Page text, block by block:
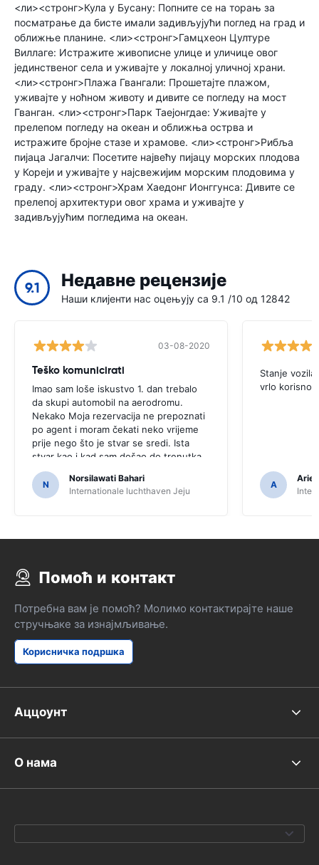
<ли><стронг>Кула у Бусану: Попните се на торањ за
посматрање да бисте имали задивљујући поглед на град и
оближње планине. <ли><стронг>Гамцхеон Цултуре
Виллаге: Истражите живописне улице и уличице овог
јединственог села и уживајте у локалној уличној храни.
<ли><стронг>Плажа Гвангали: Прошетајте плажом,
уживајте у ноћном животу и дивите се погледу на мост
Гванган. <ли><стронг>Парк Таејонгдае: Уживајте у
прелепом погледу на океан и оближња острва и
истражите бројне стазе и храмове. <ли><стронг>Рибља
пијаца Јагалчи: Посетите највећу пијацу морских плодова
у Кореји и уживајте у најсвежијим морским плодовима у
граду. <ли><стронг>Храм Хаедонг Ионггунса: Дивите се
прелепој архитектури овог храма и уживајте у
задивљујућим погледима на океан.
9.1 Недавне рецензије
Наши клијенти нас оцењују са 9.1 /10 од 12842
03-08-2020
Teško komunicirati
Imao sam loše iskustvo 1. dan trebalo
da skupi automobil na aerodromu.
Nekako Moja rezervacija ne prepoznati
po agent i moram čekati neko vrijeme
prije nego što je stvar se sredi. Ista
stvar kao i kad sam došao do trenutka
kolekcija automobila. Njegova malo
neugodan da izgleda kao ja nije knjiga i
platiti za auto. štampane sam vaučer i
N
Norsilawati Bahari
Internationale luchthaven Jeju
Stanje
vrlo korisno
A
Arief
Помоћ и контакт
Потребна вам је помоћ? Молимо контактирајте наше
стручњаке за изнајмљивање.
Корисничка подршка
Аццоунт
О нама